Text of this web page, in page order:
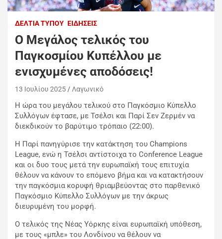
ΔΕΛΤΊΑ ΤΎΠΟΥ ΕΙΔΉΣΕΙΣ
Ο Μεγάλος τελικός του
Παγκοσμίου Κυπέλλου με
ενισχυμένες αποδόσεις!
13 Ιουλίου 2025 Λαγωνικό
Η ώρα του μεγάλου τελικού στο Παγκόσμιο Κύπελλο
Συλλόγων έφτασε, με Τσέλσι και Παρί Σεν Ζερμέν να
διεκδικούν το βαρύτιμο τρόπαιο (22:00).
Η Παρί πανηγύρισε την κατάκτηση του Champions
League, ενώ η Τσέλσι αντίστοιχα το Conference League
και οι δυο τους μετά την ευρωπαϊκή τους επιτυχία
θέλουν να κάνουν το επόμενο βήμα και να κατακτήσουν
την παγκόσμια κορυφή θριαμβεύοντας στο παρθενικό
Παγκόσμιο Κύπελλο Συλλόγων με την άκρως
διευρυμένη του μορφή.
Ο τελικός της Νέας Υόρκης είναι ευρωπαϊκή υπόθεση,
με τους «μπλε» του Λονδίνου να θέλουν να